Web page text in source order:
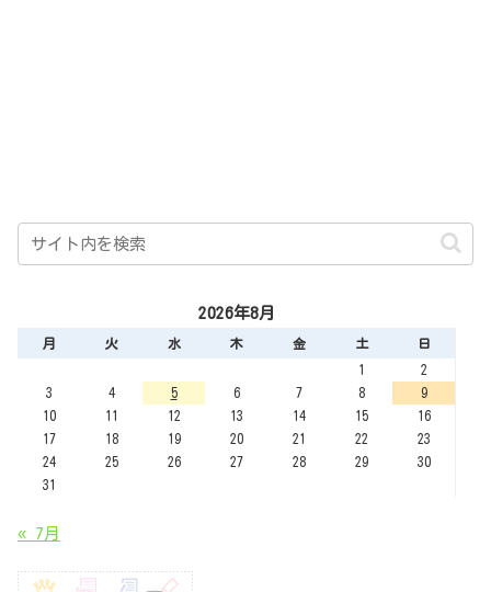
2026年8月
月 火 水 木 金 土
日
1
2
3
4 5 6 7 8
9
10
11 12 13 14 15
16
17
18 19 20 21 22
23
24
25 26 27 28 29
30
31
« 7月